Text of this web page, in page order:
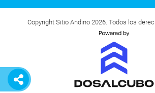
Copyright Sitio Andino 2026. Todos los